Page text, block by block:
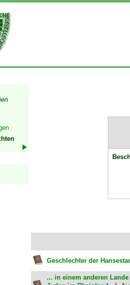
Geschlechter der
... in einem anderen